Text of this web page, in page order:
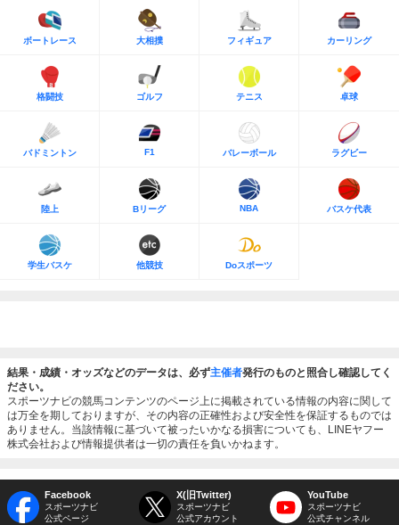
ボートレース 大相撲 フィギュア カーリング
格闘技 ゴルフ テニス 卓球
バドミントン F1 バレーボール ラグビー
陸上 Bリーグ NBA バスケ代表
学生バスケ 他競技 Doスポーツ
結果・成績・オッズなどのデータは、必ず主催者発行のものと照合し確認してく
ださい。
スポーツナビの競馬コンテンツのページ上に掲載されている情報の内容に関して
は万全を期しておりますが、その内容の正確性および安全性を保証するものでは
ありません。当該情報に基づいて被ったいかなる損害についても、LINEヤフー
株式会社および情報提供者は一切の責任を負いかねます。
Facebook
スポーツナビ
公式ページ
X(旧Twitter)
スポーツナビ
公式アカウント
YouTube
スポーツナビ
公式チャンネル